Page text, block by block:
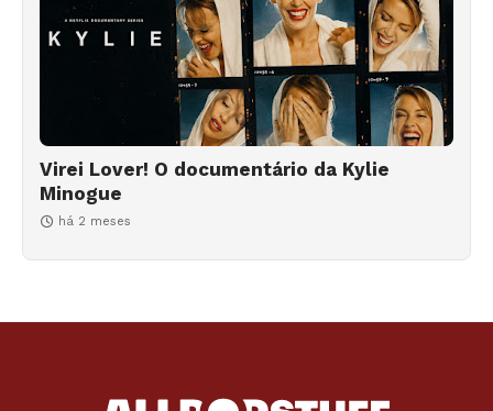
Virei Lover! O documentário da Kylie
Minogue
há 2 meses